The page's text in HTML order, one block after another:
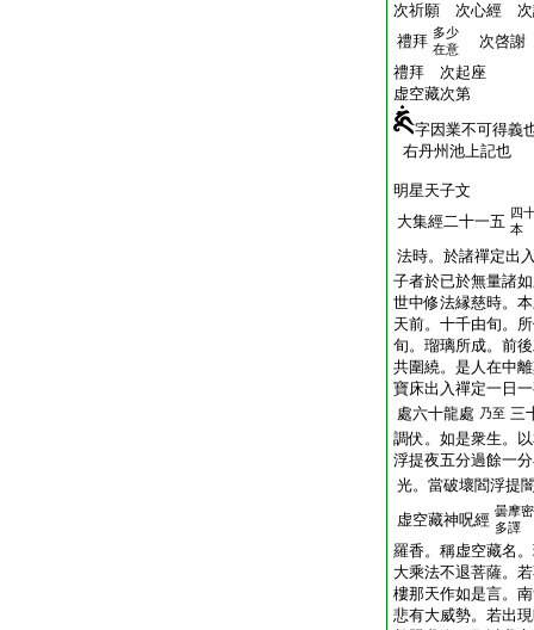
次祈願 次心經
禮拜 多少
在意
次啓謝
禮拜 次起座
虚空藏次第
字因業不可得義
右丹州池上記也
明星天子文
大集經二十一五 四
本
法時。於諸禪定出
子者於已於無量諸
世中修法縁慈時。
天前。十千由旬。
旬。瑠璃所成。前
共圍繞。是人在中
寶床出入禪定一日
處六十龍處 乃至 三
調伏。如是衆生。
浮提夜五分過餘一
光。當破壞閻浮提
虚空藏神呪經 曇摩密
多譯
羅香。稱虚空藏名
大乘法不退菩薩。
樓那天作如是言。
悲有大威勢。若出